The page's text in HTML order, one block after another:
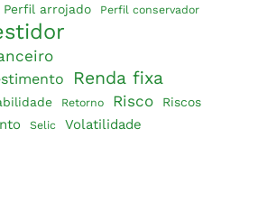
Perfil arrojado Perfil conservador
Renda fixa
Retorno Risco Riscos
Selic Volatilidade